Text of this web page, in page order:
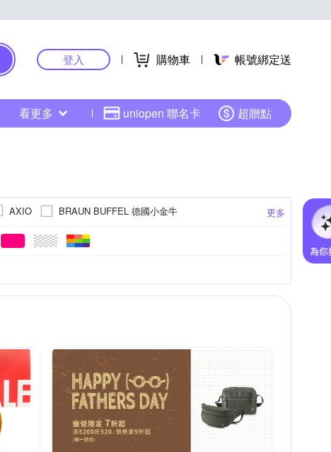
登入 購物車 帳號綁定送
看更多 uniopen 聯名卡 超贈點
更多
AXIO
BRAUN BUFFEL 德國小金牛
哥倫比亞 CONVERSE
Knirps 德國紅點傘
leaper
VICTOR VOVA 沃汎
XDDESIGN